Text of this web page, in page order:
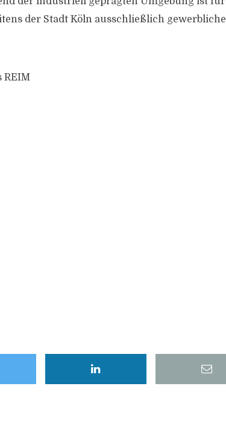
der Stadt Köln ausschließlich gewerbliche
REIM